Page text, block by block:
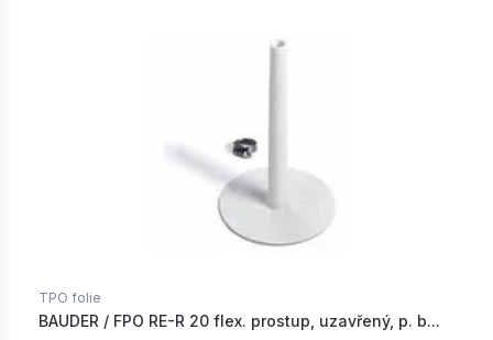
TPO folie
BAUDER / FPO RE-R 20 flex. prostup, uzavřený, p. b...